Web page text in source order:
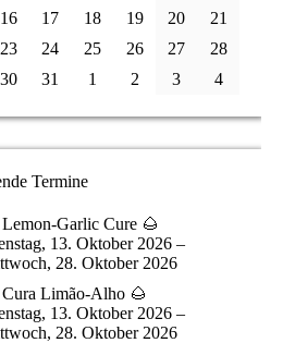
16 17 18 19 20
21
23 24 25 26 27
28
30 31 1 2 3 4
Termine
Garlic Cure 🌰
13. Oktober 2026 –
28. Oktober 2026
Cura Limão-Alho 🌰
13. Oktober 2026 –
28. Oktober 2026